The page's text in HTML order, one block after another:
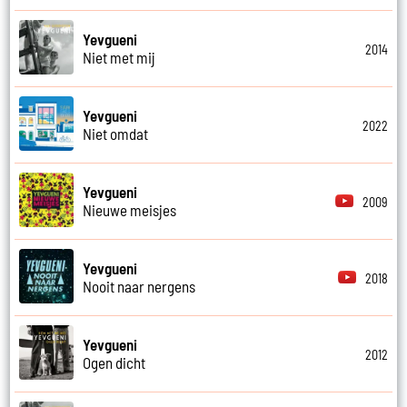
Yevgueni
Niet met mij
2014
Yevgueni
Niet omdat
2022
Yevgueni
Nieuwe meisjes
2009
Yevgueni
Nooit naar nergens
2018
Yevgueni
Ogen dicht
2012